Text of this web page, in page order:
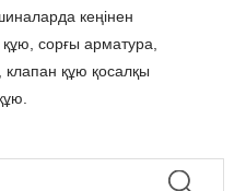
кеңінен
сорғы арматура,
құю қосалқы